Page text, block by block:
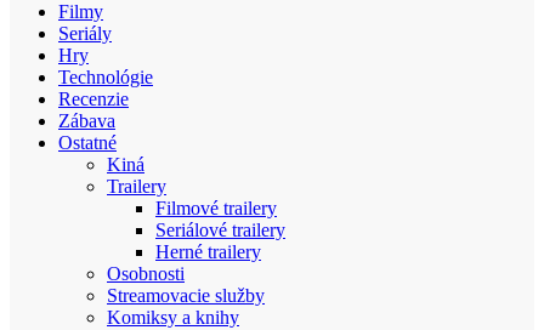
Filmy
Seriály
Hry
Technológie
Recenzie
Zábava
Ostatné
Kiná
Trailery
Filmové trailery
Seriálové trailery
Herné trailery
Osobnosti
Streamovacie služby
Komiksy a knihy